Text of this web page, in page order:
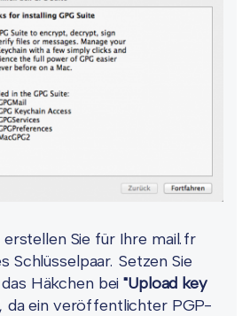
Sie für Ihre mail.fr
Schlüsselpaar. Setzen Sie
Häkchen bei"Upload key
da ein veröffentlichter PGP-